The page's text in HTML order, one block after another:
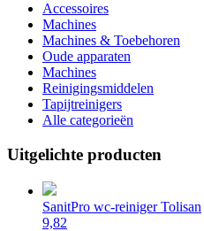
Accessoires
Machines
Machines & Toebehoren
Oude apparaten
Machines
Reinigingsmiddelen
Tapijtreinigers
Alle categorieën
Uitgelichte producten
SanitPro wc-reiniger Tolisan
9,82